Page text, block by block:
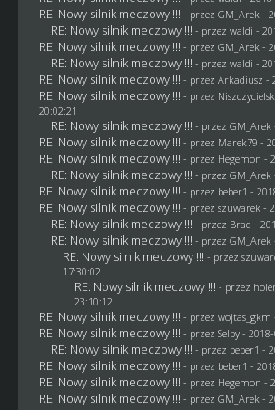
RE: Nowy silnik meczowy !!! - przez GM_Arek -
RE: Nowy silnik meczowy !!! - przez waldi -
RE: Nowy silnik meczowy !!! - przez GM_Arek -
RE: Nowy silnik meczowy !!! - przez waldi -
RE: Nowy silnik meczowy !!! - przez Arkadiusz -
RE: Nowy silnik meczowy !!! - przez
20:02:21
RE: Nowy silnik meczowy !!! - przez GM_Arek
RE: Nowy silnik meczowy !!! - przez Marek79 -
RE: Nowy silnik meczowy !!! - przez Hegemon -
RE: Nowy silnik meczowy !!! - przez GM_Arek
RE: Nowy silnik meczowy !!! - przez beber1 -
RE: Nowy silnik meczowy !!! - przez szuwarek -
RE: Nowy silnik meczowy !!! - przez Brad -
RE: Nowy silnik meczowy !!! - przez GM_Arek
RE: Nowy silnik meczowy !!! - przez
17:30:02
RE: Nowy silnik meczowy !!! - przez
23:10:12
RE: Nowy silnik meczowy !!! - przez wojtas_gkm
RE: Nowy silnik meczowy !!! - przez Selby- 2018-
RE: Nowy silnik meczowy !!! - przez beber1 -
RE: Nowy silnik meczowy !!! - przez beber1 -
RE: Nowy silnik meczowy !!! - przez Hegemon -
RE: Nowy silnik meczowy !!! - przez GM_Arek -